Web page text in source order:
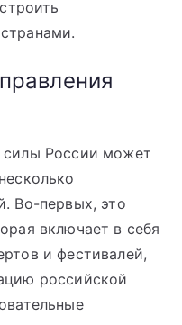
России может
Во-первых, это
включает в себя
и фестивалей,
российской